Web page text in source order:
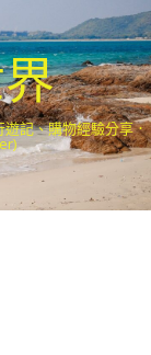
記、購物經驗分享．